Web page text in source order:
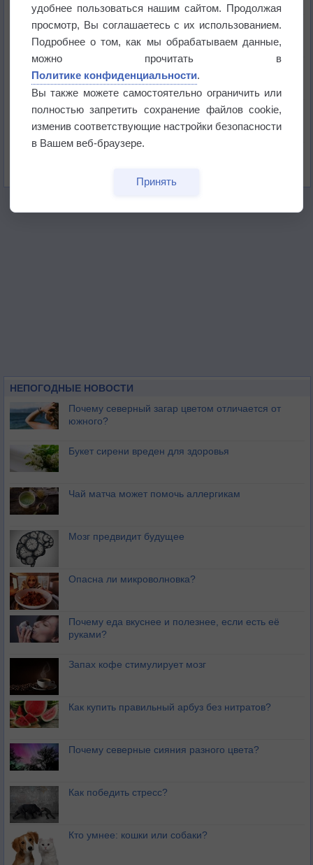
В Приморье обнаружены морские волны тепла
Изменение климата повлияло на ареал обитания
бабочек
Погода в Екатеринбурге 6 августа
Погода в Краснодаре 6 августа
НЕПОГОДНЫЕ НОВОСТИ
Почему северный загар цветом отличается от
южного?
Букет сирени вреден для здоровья
Чай матча может помочь аллергикам
Мозг предвидит будущее
Опасна ли микроволновка?
Почему еда вкуснее и полезнее, если есть её
руками?
Запах кофе стимулирует мозг
Как купить правильный арбуз без нитратов?
Почему северные сияния разного цвета?
Как победить стресс?
Кто умнее: кошки или собаки?
удобнее пользоваться нашим сайтом. Продолжая
просмотр, Вы соглашаетесь с их использованием.
Подробнее о том, как мы обрабатываем данные,
можно прочитать в
Политике конфиденциальности.
Вы также можете самостоятельно ограничить или
полностью запретить сохранение файлов cookie,
изменив соответствующие настройки безопасности
в Вашем веб-браузере.
Принять